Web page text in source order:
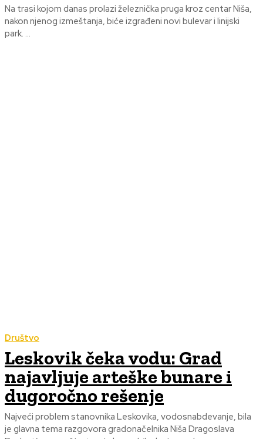
Na trasi kojom danas prolazi železnička pruga kroz centar Niša,
nakon njenog izmeštanja, biće izgrađeni novi bulevar i linijski
park. ...
Društvo
Leskovik čeka vodu: Grad
najavljuje arteške bunare i
dugoročno rešenje
Najveći problem stanovnika Leskovika, vodosnabdevanje, bila
je glavna tema razgovora gradonačelnika Niša Dragoslava